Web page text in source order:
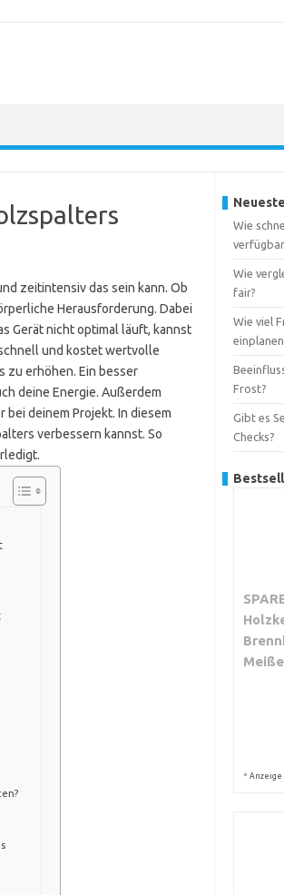
zeitintensiv das sein kann. Ob
Herausforderung. Dabei
Gerät nicht optimal läuft, kannst
und kostet wertvolle
zu erhöhen. Ein besser
deine Energie. Außerdem
deinem Projekt. In diesem
verbessern kannst. So
Wie
Wie
fair?
Wie viel
Frost?
Gibt es
Checks?
* Anzeige